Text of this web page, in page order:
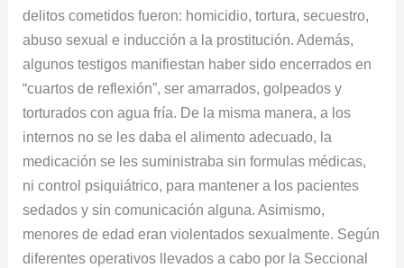
delitos cometidos fueron: homicidio, tortura, secuestro,
abuso sexual e inducción a la prostitución. Además,
algunos testigos manifiestan haber sido encerrados en
“cuartos de reflexión”, ser amarrados, golpeados y
torturados con agua fría. De la misma manera, a los
internos no se les daba el alimento adecuado, la
medicación se les suministraba sin formulas médicas,
ni control psiquiátrico, para mantener a los pacientes
sedados y sin comunicación alguna. Asimismo,
menores de edad eran violentados sexualmente. Según
diferentes operativos llevados a cabo por la Seccional